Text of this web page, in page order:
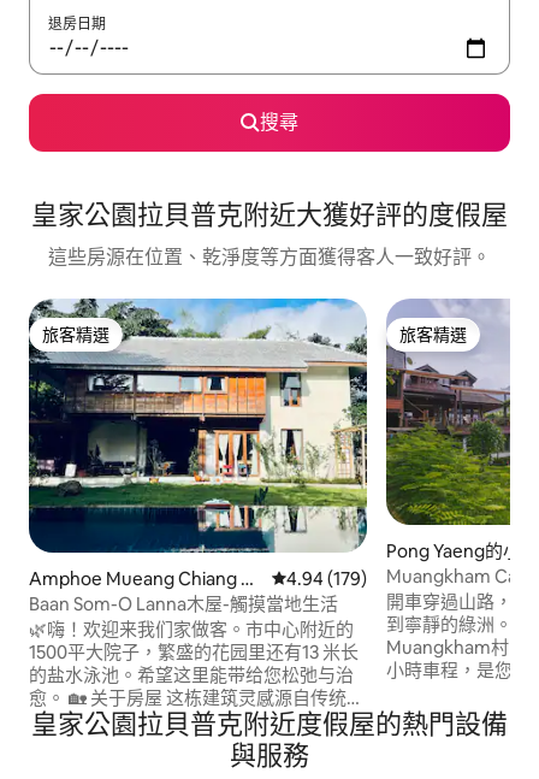
退房日期
搜尋
皇家公園拉貝普克附近大獲好評的度假屋
這些房源在位置、乾淨度等方面獲得客人一致好評。
旅客精選
旅客精選
Amphoe Mueang Chiang M
ai的別墅
從 179 則評價中獲得 4.94 的平均
4.94 (179)
Baan Som-O Lanna木屋-觸摸當地生活
🌿嗨！欢迎来我们家做客。市中心附近的
1500平大院子，繁盛的花园里还有13 米长
的盐水泳池。希望这里能带给您松弛与治
愈。 🏡 关于房屋 这栋建筑灵感源自传统的
泰北兰纳谷仓架构，一楼为开放式生活区
与厨房，二楼为温馨沉静的卧室。大卧室
38平米，1.8米床，可以加一个床垫住三个
旅客精選
旅客精選
Pong Yaeng的小
Muangkham
開車穿過山路，
到寧靜的綠洲。我
Muangkham村的
小時車程，是您與
丘上，當地村民過
啡、花卉、水果和蔬菜。 如需
皇家公園拉貝普克附近度假屋的熱門設備
與服務